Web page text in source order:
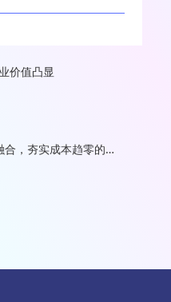
价值凸显
专访华为彭程晖：通信+AI深度融合，夯实成本趋零的6G智能普惠愿景